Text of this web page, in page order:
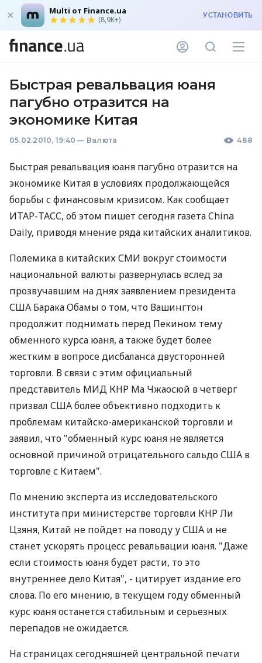
Multi от Finance.ua
(8,9K+) УСТАНОВИТЬ
Быстрая ревальвация юаня
пагубно отразится на
экономике Китая
05.02.2010, 19:40 — Валюта 488
Быстрая ревальвация юаня пагубно отразится на
экономике Китая в условиях продолжающейся
борьбы с финансовым кризисом. Как сообщает
ИТАР-ТАСС, об этом пишет сегодня газета China
Daily, приводя мнение ряда китайских аналитиков.
Полемика в китайских СМИ вокруг стоимости
национальной валюты развернулась вслед за
прозвучавшим на днях заявлением президента
США Барака Обамы о том, что Вашингтон
продолжит поднимать перед Пекином тему
обменного курса юаня, а также будет более
жестким в вопросе дисбаланса двусторонней
торговли. В связи с этим официальный
представитель МИД КНР Ма Чжаосюй в четверг
призвал США более объективно подходить к
проблемам китайско-американской торговли и
заявил, что "обменный курс юаня не является
основной причиной отрицательного сальдо США в
торговле с Китаем".
По мнению эксперта из исследовательского
института при министерстве торговли КНР Ли
Цзяня, Китай не пойдет на поводу у США и не
станет ускорять процесс ревальвации юаня. "Даже
если стоимость юаня будет расти, то это
внутреннее дело Китая", - цитирует издание его
слова. По его мнению, в текущем году обменный
курс юаня останется стабильным и серьезных
перепадов не ожидается.
На страницах сегодняшней центральной печати